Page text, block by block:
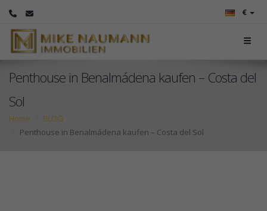
€
Penthouse in Benalmádena kaufen – Costa del
Sol
Home
BLOG
Penthouse in Benalmádena kaufen – Costa del Sol